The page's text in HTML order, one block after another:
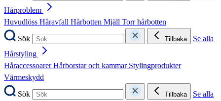
Hårproblem
Huvudlöss Håravfall Hårbotten Mjäll Torr hårbotten
Sök
Tillbaka
Se alla
Hårstyling
HåraccessoarerHårborstar och kammar Stylingprodukter
Värmeskydd
Sök
Tillbaka
Se alla